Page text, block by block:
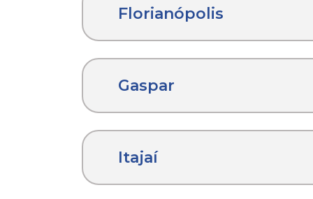
Florianópolis
Gaspar
Itajaí